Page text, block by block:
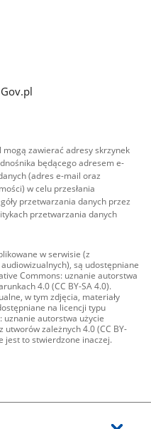
zawierać adresy skrzynek
będącego adresem e-
(adres e-mail oraz
w celu przesłania
przetwarzania danych przez
przetwarzania danych
w serwisie (z
są udostępniane
Commons: uznanie autorstwa
4.0 (CC BY-SA 4.0).
w tym zdjęcia, materiały
na licencji typu
uznanie autorstwa użycie
utworów zależnych 4.0 (CC BY-
jest to stwierdzone inaczej.